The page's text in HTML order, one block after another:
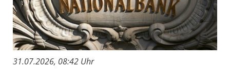
31.07.2026, 08:42 Uhr